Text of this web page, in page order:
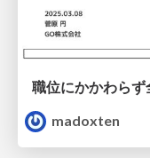
madoxten